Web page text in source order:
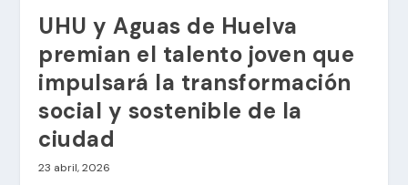
UHU y Aguas de Huelva
premian el talento joven que
impulsará la transformación
social y sostenible de la
ciudad
23 abril, 2026